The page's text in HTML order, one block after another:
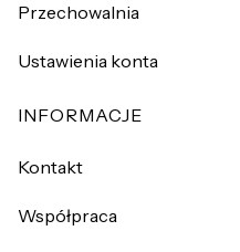
Przechowalnia
Ustawienia konta
INFORMACJE
Kontakt
Współpraca